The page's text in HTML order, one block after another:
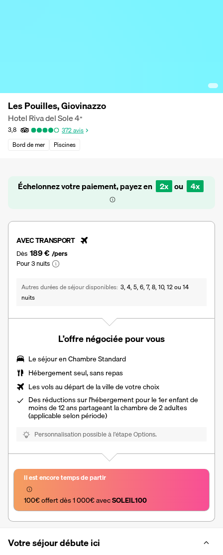
Les Pouilles, Giovinazzo
Hotel Riva del Sole4*
3,8 372avis
Bord de mer
Piscines
Échelonnez votre paiement, payez en 2x ou 4x
AVEC TRANSPORT
Dès 189 € /pers
Pour 3 nuits
Autres durées de séjour disponibles 3, 4, 5, 6, 7, 8, 10, 12 ou 14
nuits
L’offre négociée pour vous
Le séjour en Chambre Standard
Hébergement seul, sans repas
Les vols au départ de la ville de votre choix
Des réductions sur l'hébergement pour le 1er enfant de
moins de 12 ans partageant la chambre de 2 adultes
(applicable selon période)
Personnalisation possible à l’étape Options.
Il est encore temps de partir
100€ offert dès 1 000€ avec SOLEIL100
Votre séjour débute ici